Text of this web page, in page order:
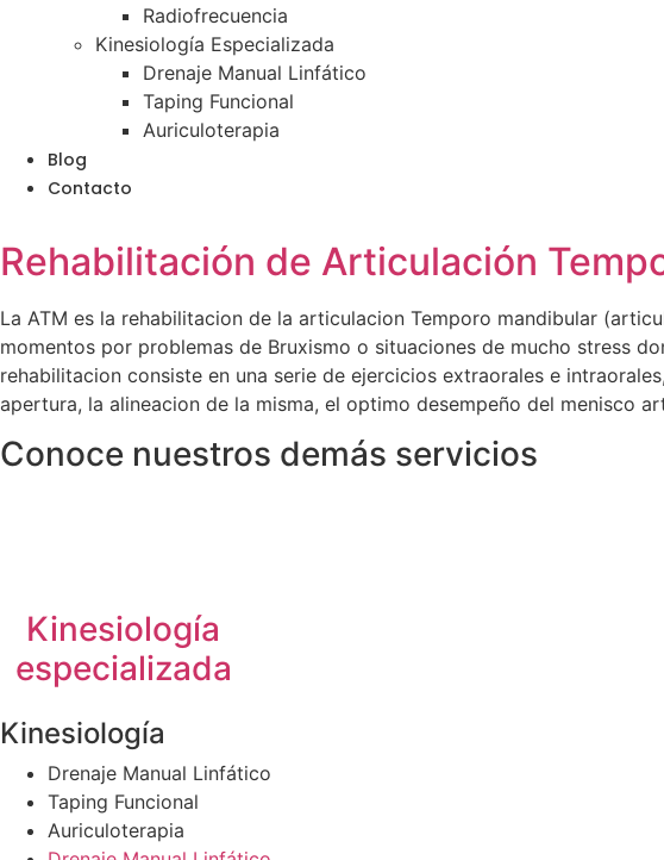
Radiofrecuencia
Kinesiología Especializada
Drenaje Manual Linfático
Taping Funcional
Auriculoterapia
Blog
Contacto
Rehabilitación de Articulación
La ATM es la rehabilitacion de la articulacion Temporo mandibular
momentos por problemas de Bruxismo o situaciones de mucho stress
rehabilitacion consiste en una serie de ejercicios extraorales e
apertura, la alineacion de la misma, el optimo desempeño del menisco
Conoce nuestros demás servicios
Kinesiología
especializada
Kinesiología
Drenaje Manual Linfático
Taping Funcional
Auriculoterapia